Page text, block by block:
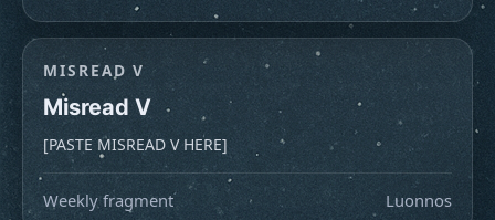
MISREAD V
Misread V
[PASTE MISREAD V HERE]
Weekly fragment Luonnos